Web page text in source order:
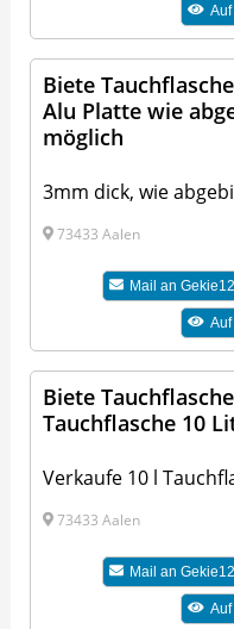
Biete
Alu Platte wie
möglich
3mm dick, wie
73433 Aalen
Mail an Gekie12
Biete
Tauchflasche 10
Verkaufe 10 l
73433 Aalen
Mail an Gekie12